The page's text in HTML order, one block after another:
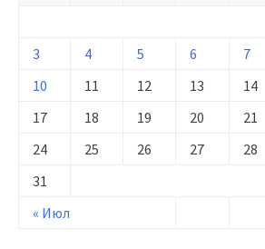
« Июл
3
4 5 6 7
10
11 12 13 14
17
18 19 20 21
24
25 26 27 28
31